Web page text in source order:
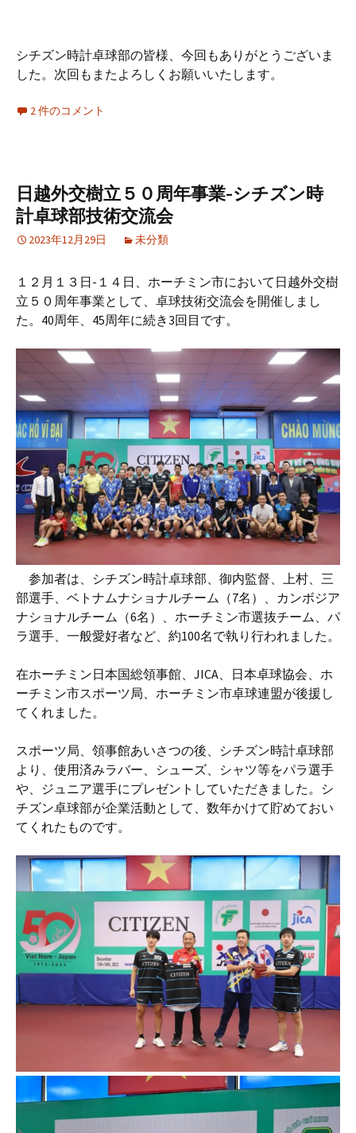
シチズン時計卓球部の皆様、今回もありがとうございま
した。次回もまたよろしくお願いいたします。
2 件のコメント
日越外交樹立５０周年事業-シチズン時
計卓球部技術交流会
2023年12月29日 未分類
１２月１３日-１４日、ホーチミン市において日越外交樹
立５０周年事業として、卓球技術交流会を開催しまし
た。40周年、45周年に続き3回目です。
参加者は、シチズン時計卓球部、御内監督、上村、三
部選手、ベトナムナショナルチーム（7名）、カンボジア
ナショナルチーム（6名）、ホーチミン市選抜チーム、パ
ラ選手、一般愛好者など、約100名で執り行われました。
在ホーチミン日本国総領事館、JICA、日本卓球協会、ホ
ーチミン市スポーツ局、ホーチミン市卓球連盟が後援し
てくれました。
スポーツ局、領事館あいさつの後、シチズン時計卓球部
より、使用済みラバー、シューズ、シャツ等をパラ選手
や、ジュニア選手にプレゼントしていただきました。シ
チズン卓球部が企業活動として、数年かけて貯めておい
てくれたものです。